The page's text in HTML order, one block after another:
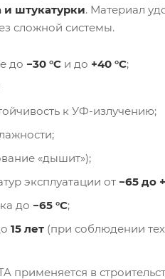
и штукатурки. Материал
сложной системы.
до −30 °C и до +40 °C;
к УФ-излучению;
«дышит»);
эксплуатации от −65 до
до −65 °C;
15 лет (при соблюдении
применяется в